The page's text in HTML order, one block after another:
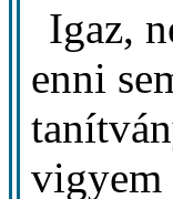
Igaz,
enni
vigyem